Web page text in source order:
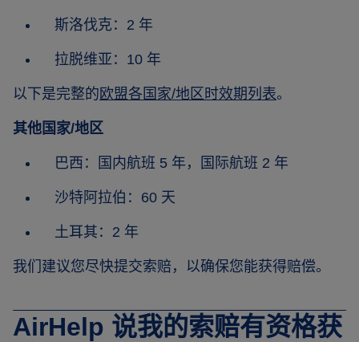
斯洛伐克：2 年
拉脱维亚：10 年
以下是完整的 欧盟各国家/地区时效期列表。
其他国家/地区
巴西：国内航班 5 年，国际航班 2 年
沙特阿拉伯：60 天
土耳其：2 年
我们建议您尽快提交索赔，以确保您能获得赔偿。
AirHelp 说我的索赔有资格获